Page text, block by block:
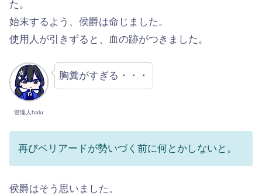
た。
始末するよう、侯爵は命じました。
使用人が引きずると、血の跡がつきました。
管理人halu
胸糞がすぎる・・・
再びベリアードが勢いづく前に何とかしないと。
侯爵はそう思いました。